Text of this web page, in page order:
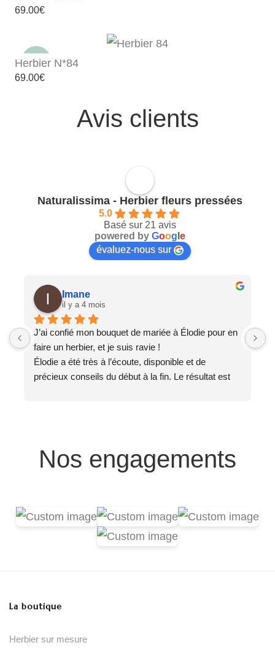
69.00€
Herbier N*84
69.00€
Avis clients
Naturalissima - Herbier fleurs pressées
5.0
Basé sur 21 avis
powered by Goog e
évaluez-nous sur
Imane
il y a 4 mois
J’ai confié mon bouquet de mariée à Élodie pour en
faire un herbier, et je suis ravie !
Élodie a été très à l’écoute, disponible et de
précieux conseils du début à la fin. Le résultat est
Nos engagements
La boutique
Herbier sur mesure